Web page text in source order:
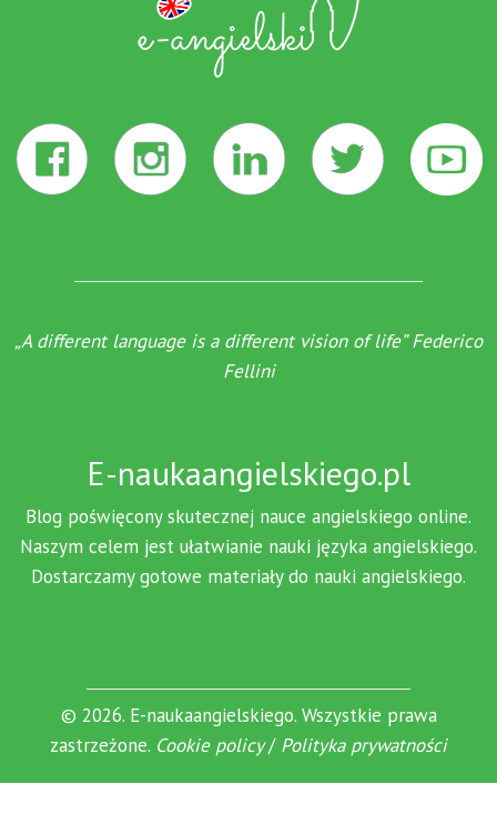
„A different language is a different vision of life” Federico
Fellini
E-naukaangielskiego.pl
Blog poświęcony skutecznej nauce angielskiego online.
Naszym celem jest ułatwianie nauki języka angielskiego.
Dostarczamy gotowe materiały do nauki angielskiego.
© 2026. E-naukaangielskiego. Wszystkie prawa
zastrzeżone. Cookie policy/Polityka prywatności